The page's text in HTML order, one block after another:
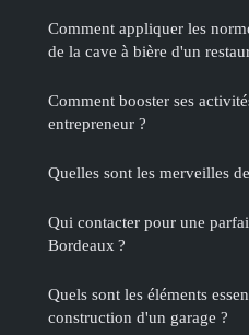
Comment appliquer les
de la cave à bière d'un
Comment booster ses
entrepreneur ?
Quelles sont les merveilles
Qui contacter pour une
Bordeaux ?
Quels sont les éléments
construction d'un garage ?